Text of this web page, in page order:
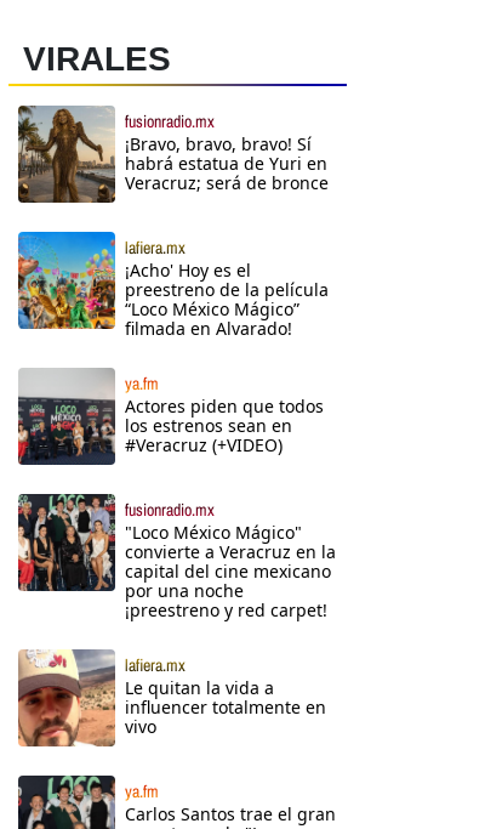
VIRALES
fusionradio.mx
¡Bravo, bravo, bravo! Sí
habrá estatua de Yuri en
Veracruz; será de bronce
lafiera.mx
¡Acho' Hoy es el
preestreno de la película
“Loco México Mágico”
filmada en Alvarado!
ya.fm
Actores piden que todos
los estrenos sean en
#Veracruz (+VIDEO)
fusionradio.mx
"Loco México Mágico"
convierte a Veracruz en la
capital del cine mexicano
por una noche
¡preestreno y red carpet!
lafiera.mx
Le quitan la vida a
influencer totalmente en
vivo
ya.fm
Carlos Santos trae el gran